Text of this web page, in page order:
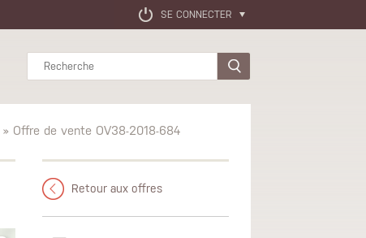
SE CONNECTER
Rechercher
» Offre de vente OV38-2018-684
Retour aux offres